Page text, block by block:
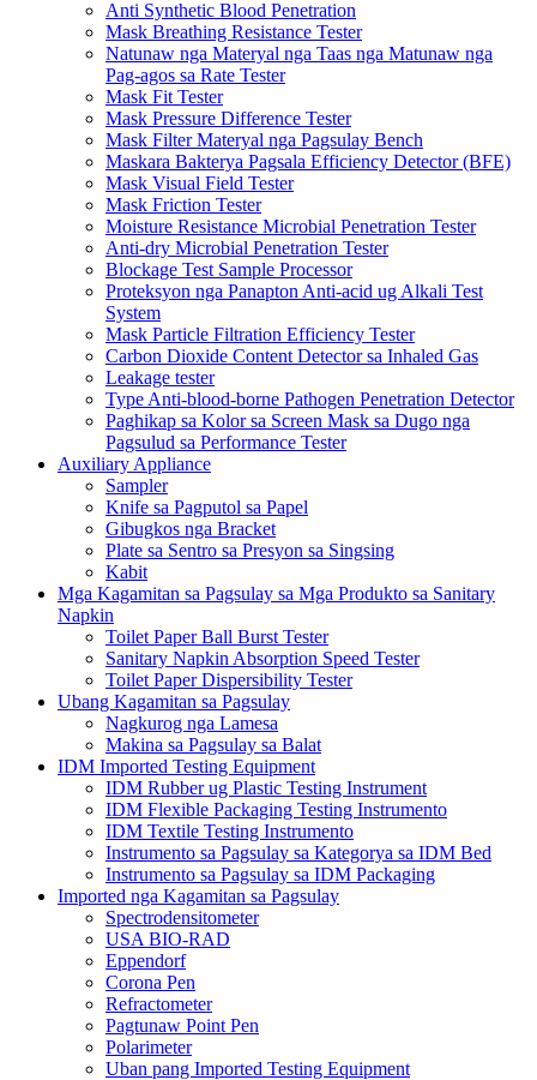
Anti Synthetic Blood Penetration
Mask Breathing Resistance Tester
Natunaw nga Materyal nga Taas nga Matunaw nga
Pag-agos sa Rate Tester
Mask Fit Tester
Mask Pressure Difference Tester
Mask Filter Materyal nga Pagsulay Bench
Maskara Bakterya Pagsala Efficiency Detector (BFE)
Mask Visual Field Tester
Mask Friction Tester
Moisture Resistance Microbial Penetration Tester
Anti-dry Microbial Penetration Tester
Blockage Test Sample Processor
Proteksyon nga Panapton Anti-acid ug Alkali Test
System
Mask Particle Filtration Efficiency Tester
Carbon Dioxide Content Detector sa Inhaled Gas
Leakage tester
Type Anti-blood-borne Pathogen Penetration Detector
Paghikap sa Kolor sa Screen Mask sa Dugo nga
Pagsulud sa Performance Tester
Auxiliary Appliance
Sampler
Knife sa Pagputol sa Papel
Gibugkos nga Bracket
Plate sa Sentro sa Presyon sa Singsing
Kabit
Mga Kagamitan sa Pagsulay sa Mga Produkto sa Sanitary
Napkin
Toilet Paper Ball Burst Tester
Sanitary Napkin Absorption Speed ​​Tester
Toilet Paper Dispersibility Tester
Ubang Kagamitan sa Pagsulay
Nagkurog nga Lamesa
Makina sa Pagsulay sa Balat
IDM Imported Testing Equipment
IDM Rubber ug Plastic Testing Instrument
IDM Flexible Packaging Testing Instrumento
IDM Textile Testing Instrumento
Instrumento sa Pagsulay sa Kategorya sa IDM Bed
Instrumento sa Pagsulay sa IDM Packaging
Imported nga Kagamitan sa Pagsulay
Spectrodensitometer
USA BIO-RAD
Eppendorf
Corona Pen
Refractometer
Pagtunaw Point Pen
Polarimeter
Uban pang Imported Testing Equipment